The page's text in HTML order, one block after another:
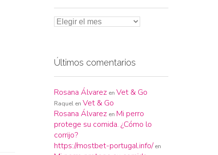
Últimos comentarios
Rosana Álvarez en Vet & Go
Raquel en Vet & Go
Rosana Álvarez en Mi perro
protege su comida. ¿Cómo lo
corrijo?
https://mostbet-portugal.info/ en